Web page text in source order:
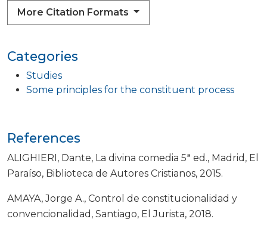
Categories
Studies
Some principles for the constituent process
More Citation Formats
References
ALIGHIERI, Dante, La divina comedia 5ª ed., Madrid, El
Paraíso, Biblioteca de Autores Cristianos, 2015.
AMAYA, Jorge A., Control de constitucionalidad y
convencionalidad, Santiago, El Jurista, 2018.